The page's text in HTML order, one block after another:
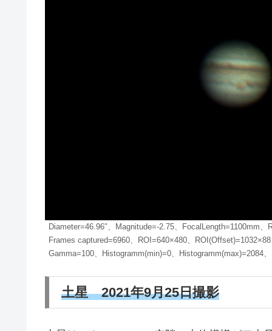
Diameter=46.96″、Magnitude=-2.75、FocalLength=1100mm
Frames captured=6960、ROI=640×480、
Gamma=100、Histogramm(min)=0、Histogramm(max)=2084
土星 2021年9月25日撮影